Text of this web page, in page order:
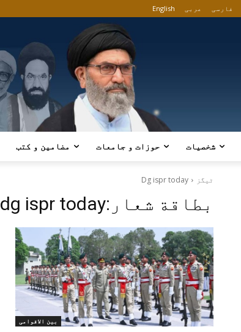
English عربی فارسی
شخصیات حوزات و جامعات مضامین و کتب
ٹیگز Dg ispr today
بطاقة شعار:dg ispr today
بین الاقوامی